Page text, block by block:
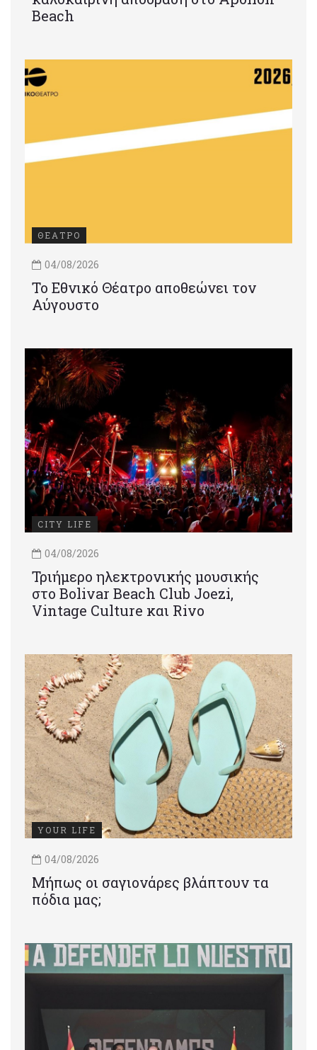
Beach
ΘΕΑΤΡΟ
04/08/2026
Το Εθνικό Θέατρο αποθεώνει τον
Αύγουστο
CITY LIFE
04/08/2026
Τριήμερο ηλεκτρονικής μουσικής
στο Bolivar Beach Club Joezi,
Vintage Culture και Rivo
YOUR LIFE
04/08/2026
Μήπως οι σαγιονάρες βλάπτουν τα
πόδια μας;